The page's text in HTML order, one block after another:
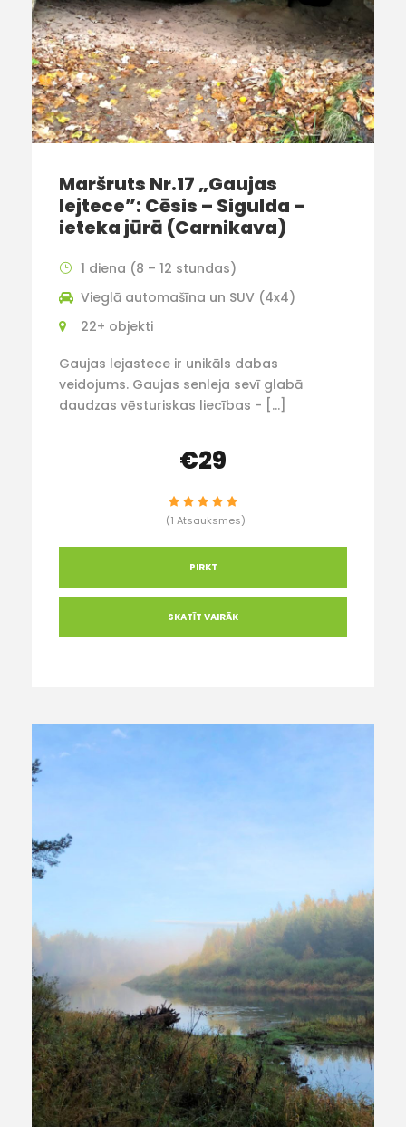
Maršruts Nr.17 „Gaujas
lejtece”: Cēsis – Sigulda –
ieteka jūrā (Carnikava)
1 diena (8 – 12 stundas)
Vieglā automašīna un SUV (4x4)
22+ objekti
Gaujas lejastece ir unikāls dabas
veidojums. Gaujas senleja sevī glabā
daudzas vēsturiskas liecības - […]
€29
(1 Atsauksmes)
PIRKT
SKATĪT VAIRĀK